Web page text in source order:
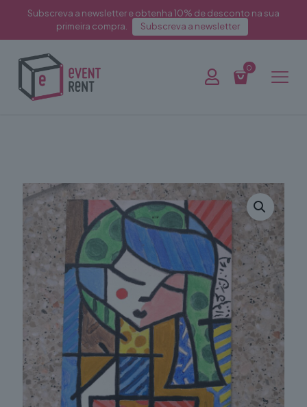
Subscreva a newsletter e obtenha 10% de desconto na sua
primeira compra.
Subscreva a newsletter
0